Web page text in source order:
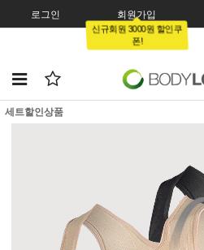
로그인 회원가입
신규회원 3000원 할인쿠
폰!
세트할인상품